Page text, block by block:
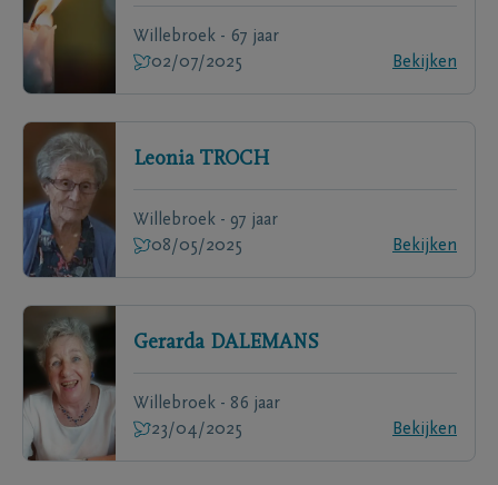
Willebroek - 67 jaar
02/07/2025
Bekijken
Leonia TROCH
Willebroek - 97 jaar
08/05/2025
Bekijken
Gerarda DALEMANS
Willebroek - 86 jaar
23/04/2025
Bekijken